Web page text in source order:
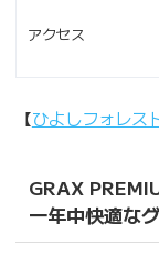
アクセス
【ひよしフォレス
GRAX
一年中快適な